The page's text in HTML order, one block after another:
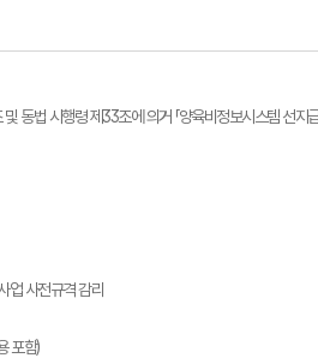
및 동법 시행령 제33조에 의거 「양육비정보시스템 선
업 사전규격 감리
포함)